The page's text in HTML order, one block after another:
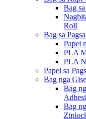
Bag
Roll
Bag sa
Papel
PLA
PLA
Papel sa
Bag nga
Bag
Bag